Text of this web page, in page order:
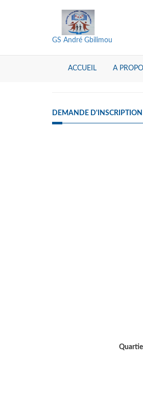
GS André Gbilimou
ACCUEIL A
DEMANDE